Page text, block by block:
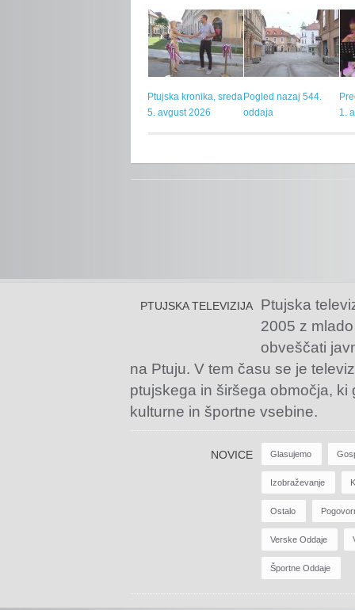
Ptujska kronika, sreda
5. avgust 2026
Pogled nazaj 544.
oddaja
1.
PTUJSKA TELEVIZIJA
Ptujska
2005 z
obveščati
na Ptuju. V tem času se je
ptujskega in širšega območja,
kulturne in športne vsebine.
NOVICE Glasujemo
Izobraževanje
Ostalo
Verske Oddaje
Športne Oddaje